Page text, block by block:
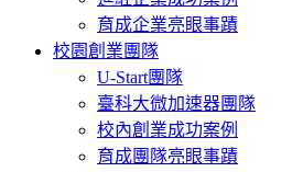
育成企業亮眼事蹟
校園創業團隊
U-Start團隊
臺科大微加速器團隊
校內創業成功案例
育成團隊亮眼事蹟